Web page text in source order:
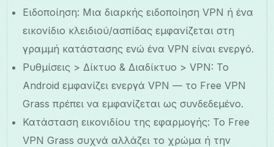
Ειδοποίηση: Μια διαρκής ειδοποίηση VPN ή ένα
εικονίδιο κλειδιού/ασπίδας εμφανίζεται στη
γραμμή κατάστασης ενώ ένα VPN είναι ενεργό.
Ρυθμίσεις > Δίκτυο & Διαδίκτυο > VPN: Το
Android εμφανίζει ενεργά VPN — το Free VPN
Grass πρέπει να εμφανίζεται ως συνδεδεμένο.
Κατάσταση εικονιδίου της εφαρμογής: Το Free
VPN Grass συχνά αλλάζει το χρώμα ή την